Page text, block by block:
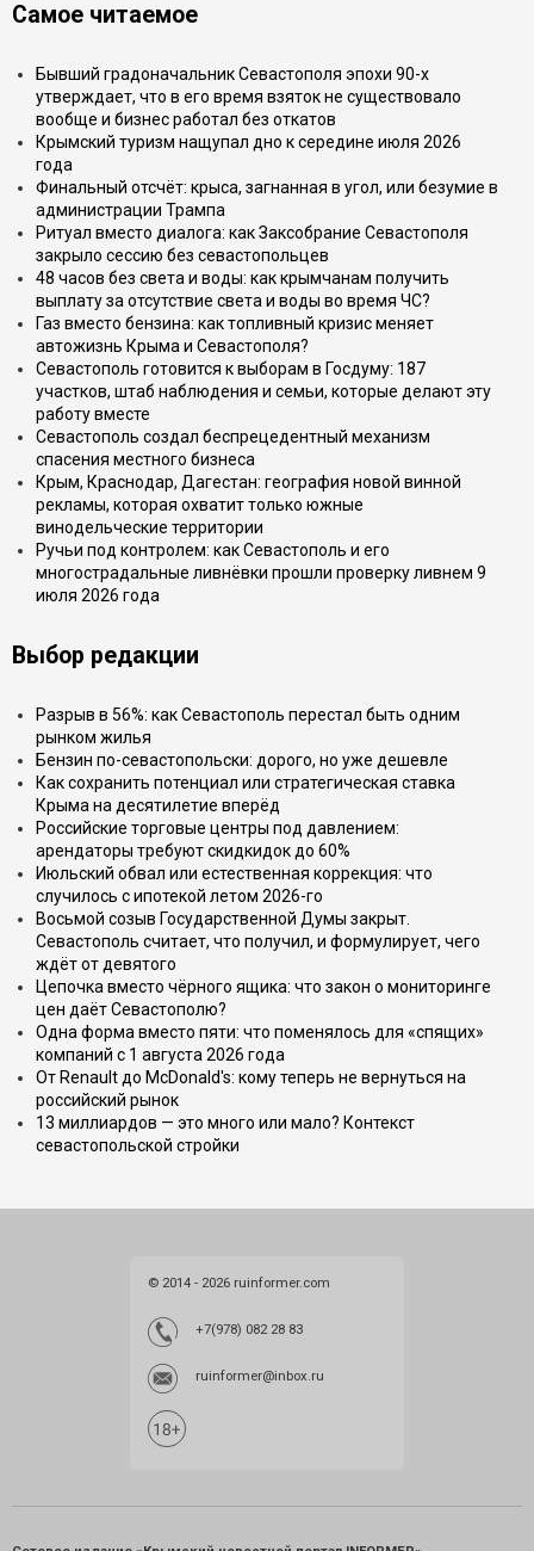
Самое читаемое
Бывший градоначальник Севастополя эпохи 90-х
утверждает, что в его время взяток не существовало
вообще и бизнес работал без откатов
Крымский туризм нащупал дно к середине июля 2026
года
Финальный отсчёт: крыса, загнанная в угол, или безумие в
администрации Трампа
Ритуал вместо диалога: как Заксобрание Севастополя
закрыло сессию без севастопольцев
48 часов без света и воды: как крымчанам получить
выплату за отсутствие света и воды во время ЧС?
Газ вместо бензина: как топливный кризис меняет
автожизнь Крыма и Севастополя?
Севастополь готовится к выборам в Госдуму: 187
участков, штаб наблюдения и семьи, которые делают эту
работу вместе
Севастополь создал беспрецедентный механизм
спасения местного бизнеса
Крым, Краснодар, Дагестан: география новой винной
рекламы, которая охватит только южные
винодельческие территории
Ручьи под контролем: как Севастополь и его
многострадальные ливнёвки прошли проверку ливнем 9
июля 2026 года
Выбор редакции
Разрыв в 56%: как Севастополь перестал быть одним
рынком жилья
Бензин по-севастопольски: дорого, но уже дешевле
Как сохранить потенциал или стратегическая ставка
Крыма на десятилетие вперёд
Российские торговые центры под давлением:
арендаторы требуют скидкидок до 60%
Июльский обвал или естественная коррекция: что
случилось с ипотекой летом 2026-го
Восьмой созыв Государственной Думы закрыт.
Севастополь считает, что получил, и формулирует, чего
ждёт от девятого
Цепочка вместо чёрного ящика: что закон о мониторинге
цен даёт Севастополю?
Одна форма вместо пяти: что поменялось для «спящих»
компаний с 1 августа 2026 года
От Renault до McDonald's: кому теперь не вернуться на
российский рынок
13 миллиардов — это много или мало? Контекст
севастопольской стройки
© 2014 - 2026 ruinformer.com
+7(978) 082 28 83
ruinformer@inbox.ru